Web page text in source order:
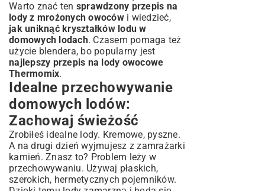
Warto znać ten sprawdzony przepis na
lody z mrożonych owocówi wiedzieć,
jak uniknąć kryształków lodu w
domowych lodach. Czasem pomaga też
użycie blendera, bo popularny jest
najlepszy przepis na lody owocowe
Thermomix.
Idealne przechowywanie
domowych lodów:
Zachowaj świeżość
Zrobiłeś idealne lody. Kremowe, pyszne.
A na drugi dzień wyjmujesz z zamrażarki
kamień. Znasz to? Problem leży w
przechowywaniu. Używaj płaskich,
szerokich, hermetycznych pojemników.